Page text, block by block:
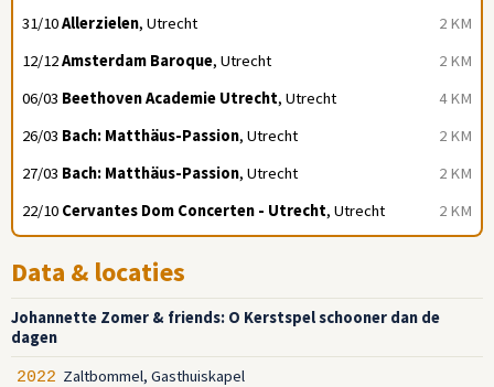
2 KM
31/10Allerzielen, Utrecht
2 KM
12/12Amsterdam Baroque, Utrecht
4 KM
06/03 Beethoven Academie Utrecht, Utrecht
2 KM
26/03 Bach: Matthäus-Passion, Utrecht
2 KM
27/03 Bach: Matthäus-Passion, Utrecht
2 KM
22/10 Cervantes Dom Concerten - Utrecht, Utrecht
Data & locaties
Johannette Zomer & friends: O Kerstspel schooner dan de
dagen
2022 Zaltbommel, Gasthuiskapel